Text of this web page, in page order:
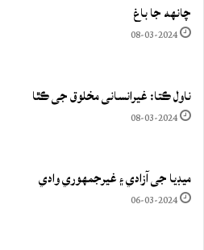
چانهه جا باغ
08-03-2024
ناول ڪتا: غيرانساني مخلوق جي ڪٿا
08-03-2024
ميڊيا جي آزادي ۽ غيرجمھوري وادي
06-03-2024